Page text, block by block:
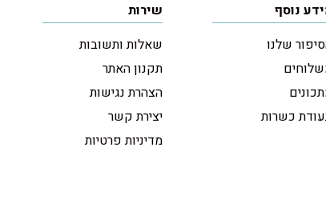
נוסף
שלנו
כשרות
שירות
שאלות ותשובות
תקנון האתר
הצהרת נגישות
יצירת קשר
מדיניות פרטיות